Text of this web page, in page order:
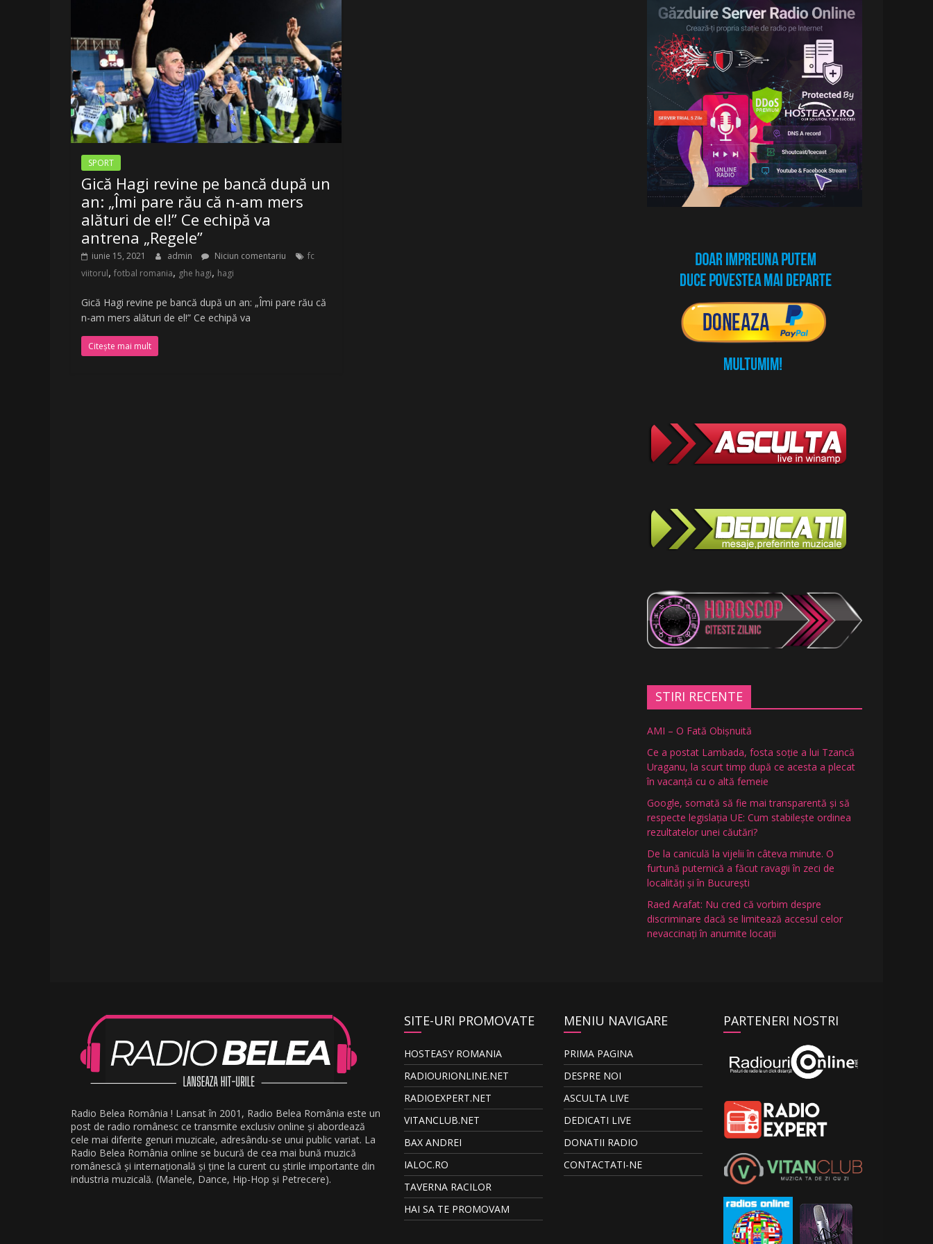
Belea
Romania
|
www.radiobelea.ro
SPORT
Gică Hagi revine pe bancă după un
an: „Îmi pare rău că n-am mers
alături de el!” Ce echipă va
antrena „Regele”
iunie 15, 2021 admin Niciun comentariu
fc
viitorul, fotbal romania, ghe hagi, hagi
Gică Hagi revine pe bancă după un an: „Îmi pare rău că
n-am mers alături de el!” Ce echipă va
Citește mai mult
STIRI RECENTE
AMI – O Fată Obişnuită
Ce a postat Lambada, fosta soție a lui Tzancă
Uraganu, la scurt timp după ce acesta a plecat
în vacanță cu o altă femeie
Google, somată să fie mai transparentă și să
respecte legislația UE: Cum stabilește ordinea
rezultatelor unei căutări?
De la caniculă la vijelii în câteva minute. O
furtună puternică a făcut ravagii în zeci de
localități și în București
Raed Arafat: Nu cred că vorbim despre
discriminare dacă se limitează accesul celor
nevaccinați în anumite locații
Radio Belea România ! Lansat în 2001, Radio Belea România este un
post de radio românesc ce transmite exclusiv online și abordează
cele mai diferite genuri muzicale, adresându-se unui public variat. La
Radio Belea România online se bucură de cea mai bună muzică
românescă și internațională și ține la curent cu știrile importante din
industria muzicală. (Manele, Dance, Hip-Hop și Petrecere).
SITE-URI PROMOVATE
HOSTEASY ROMANIA
RADIOURIONLINE.NET
RADIOEXPERT.NET
VITANCLUB.NET
BAX ANDREI
IALOC.RO
TAVERNA RACILOR
HAI SA TE PROMOVAM
MENIU NAVIGARE
PRIMA PAGINA
DESPRE NOI
ASCULTA LIVE
DEDICATI LIVE
DONATII RADIO
CONTACTATI-NE
PARTENERI NOSTRI